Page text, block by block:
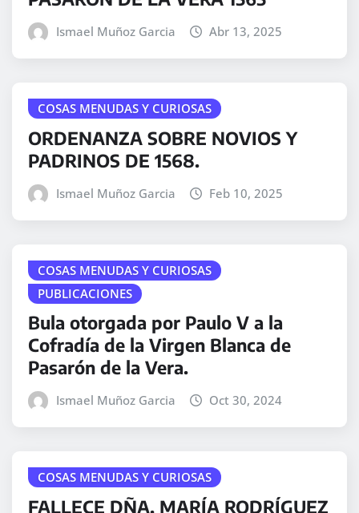
Ismael Muñoz Garcia Abr 13, 2025
COSAS MENUDAS Y CURIOSAS
ORDENANZA SOBRE NOVIOS Y
PADRINOS DE 1568.
Ismael Muñoz Garcia Feb 10, 2025
COSAS MENUDAS Y CURIOSAS
PUBLICACIONES
Bula otorgada por Paulo V a la
Cofradía de la Virgen Blanca de
Pasarón de la Vera.
Ismael Muñoz Garcia Oct 30, 2024
COSAS MENUDAS Y CURIOSAS
FALLECE DÑA. MARÍA RODRÍGUEZ